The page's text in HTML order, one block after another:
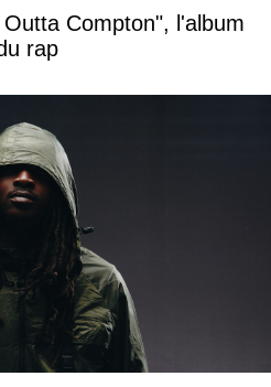
Compton", l'album
rap